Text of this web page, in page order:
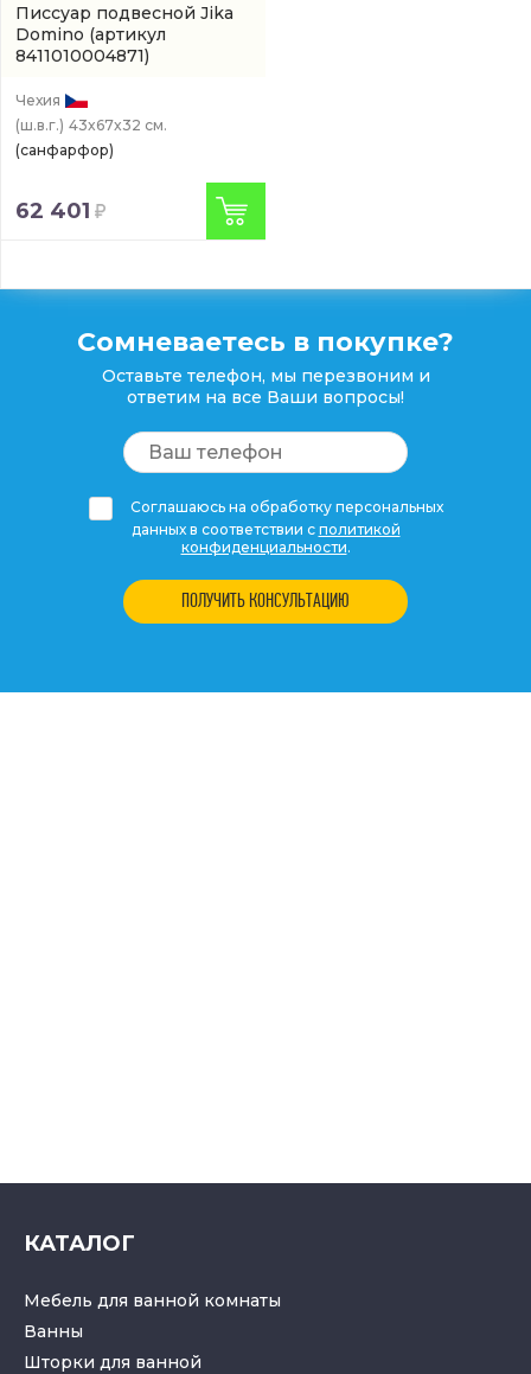
Писсуар подвесной Jika
Domino (артикул
8411010004871)
Чехия
(ш.в.г.) 43x67x32 см.
(санфарфор)
62 401
Сомневаетесь в покупке?
Оставьте телефон, мы перезвоним и
ответим на все Ваши вопросы!
Соглашаюсь на обработку персональных
данных в соответствии с политикой
конфиденциальности.
ПОЛУЧИТЬ КОНСУЛЬТАЦИЮ
КАТАЛОГ
Мебель для ванной комнаты
Ванны
Шторки для ванной